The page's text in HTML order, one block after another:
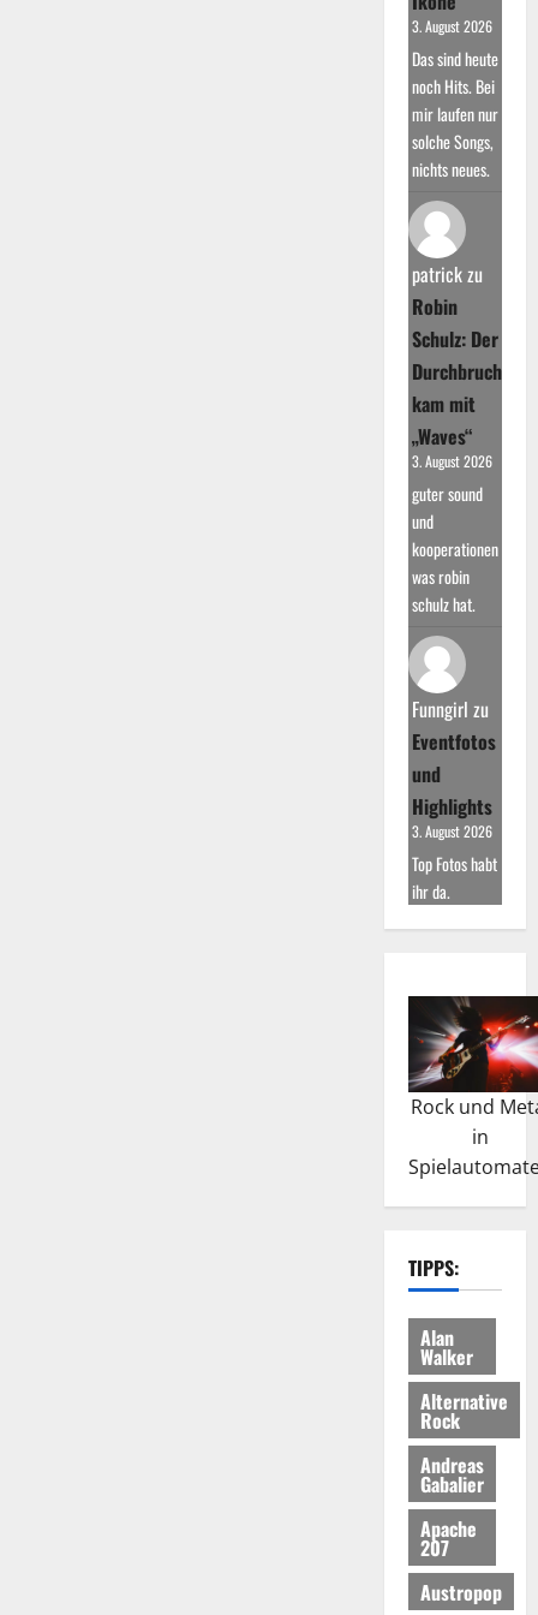
3. August 2026
Das sind heute
noch Hits. Bei
mir laufen nur
solche Songs,
nichts neues.
patrickzu
Robin
Schulz: Der
Durchbruch
kam mit
„Waves“
3. August 2026
guter sound
und
kooperationen
was robin
schulz hat.
Funngirl zu
Eventfotos
und
Highlights
3. August 2026
Top Fotos habt
ihr da.
Rock und
in
TIPPS:
Alan
Walker
Alternative
Rock
Andreas
Gabalier
Apache
207
Austropop